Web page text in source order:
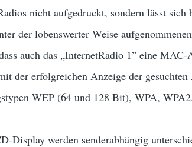
nicht aufgedruckt, sondern lässt
der lobenswerter Weise
auch das „InternetRadio 1” eine
der erfolgreichen Anzeige der
WEP (64 und 128 Bit), WPA, WPA2.
Display werden senderabhängig